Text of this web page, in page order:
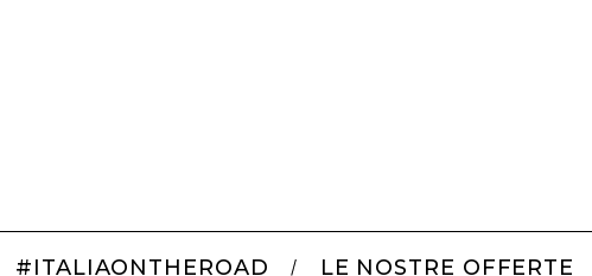
#ITALIAONTHEROAD LE NOSTRE OFFERTE